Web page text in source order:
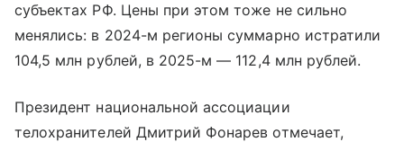
субъектах РФ. Цены при этом тоже не сильно
менялись: в 2024-м регионы суммарно истратили
104,5 млн рублей, в 2025-м — 112,4 млн рублей.
Президент национальной ассоциации
телохранителей Дмитрий Фонарев отмечает,